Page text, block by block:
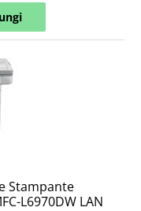
Stampante
L6970DW LAN